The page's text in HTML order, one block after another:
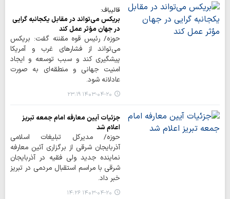
قالیباف:
بریکس می‌تواند در مقابل یکجانبه گرایی
در جهان مؤثر عمل کند
حوزه/ رئیس قوه مقننه گفت: بریکس
می‌تواند از فشارهای غرب و آمریکا
پیشگیری کند و سبب توسعه و ایجاد
امنیت جهانی و منطقه‌ای به صورت
عادلانه شود.
۱۴۰۳-۰۴-۲۰ ۲۳:۱۹
جزئیات آیین معارفه امام جمعه تبریز
اعلام شد
حوزه/ مدیرکل تبلیغات اسلامی
آذربایجان شرقی از برگزاری آئین معارفه
نماینده جدید ولی فقیه در آذربایجان
شرقی با مراسم استقبال مردمی در تبریز
خبر داد.
۱۴۰۳-۰۴-۲۰ ۱۴:۲۶